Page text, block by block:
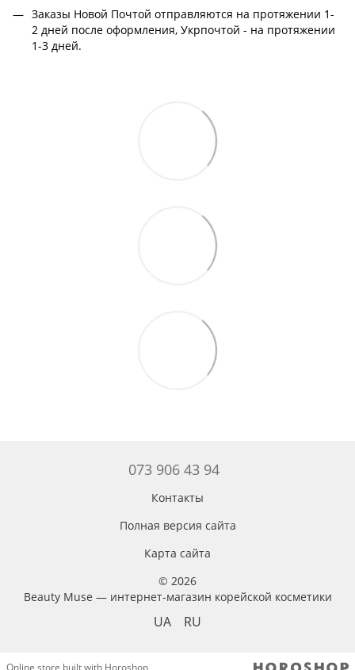
Заказы Новой Почтой отправляются на протяжении 1-
2 дней после оформления, Укрпочтой - на протяжении
1-3 дней.
073 906 43 94
Контакты
Полная версия сайта
Карта сайта
© 2026
Beauty Muse — интернет-магазин корейской косметики
UA RU
Online store built with Horoshop